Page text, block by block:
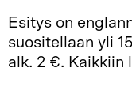
Esitys on
suositellaan yli
alk. 2 €. Kaikkiin